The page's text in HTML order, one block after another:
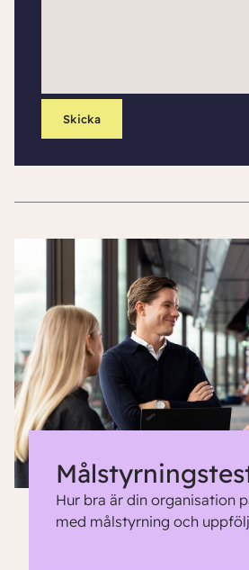
Hur bra är din organisation
med målstyrning och